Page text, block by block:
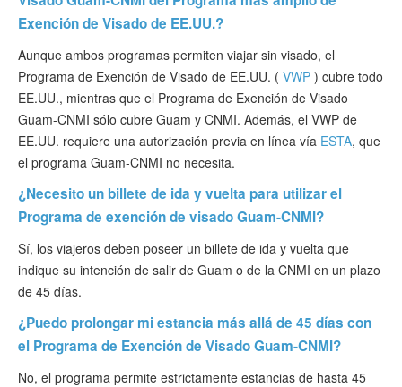
Exención de Visado de EE.UU.?
Aunque ambos programas permiten viajar sin visado, el
Programa de Exención de Visado de EE.UU. ( VWP ) cubre todo
EE.UU., mientras que el Programa de Exención de Visado
Guam-CNMI sólo cubre Guam y CNMI. Además, el VWP de
EE.UU. requiere una autorización previa en línea vía ESTA, que
el programa Guam-CNMI no necesita.
¿Necesito un billete de ida y vuelta para utilizar el
Programa de exención de visado Guam-CNMI?
Sí, los viajeros deben poseer un billete de ida y vuelta que
indique su intención de salir de Guam o de la CNMI en un plazo
de 45 días.
¿Puedo prolongar mi estancia más allá de 45 días con
el Programa de Exención de Visado Guam-CNMI?
No, el programa permite estrictamente estancias de hasta 45